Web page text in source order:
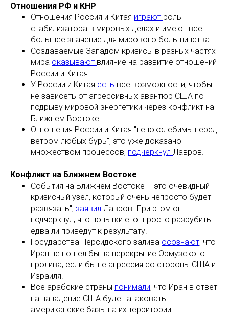
Отношения РФ и КНР
Отношения Россия и Китая играют роль
стабилизатора в мировых делах и имеют все
большее значение для мирового большинства.
Создаваемые Западом кризисы в разных частях
мира оказывают влияние на развитие отношений
России и Китая.
У России и Китая есть все возможности, чтобы
не зависеть от агрессивных авантюр США по
подрыву мировой энергетики через конфликт на
Ближнем Востоке.
Отношения России и Китая "непоколебимы перед
ветром любых бурь", это уже доказано
множеством процессов, подчеркнул Лавров.
Конфликт на Ближнем Востоке
События на Ближнем Востоке - "это очевидный
кризисный узел, который очень непросто будет
развязать", заявил Лавров. При этом он
подчеркнул, что попытки его "просто разрубить"
едва ли приведут к результату.
Государства Персидского залива осознают, что
Иран не пошел бы на перекрытие Ормузского
пролива, если бы не агрессия со стороны США и
Израиля.
Все арабские страны понимали, что Иран в ответ
на нападение США будет атаковать
американские базы на их территории.